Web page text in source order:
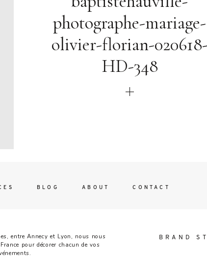
photographe-mariage-
olivier-florian-020618-
HD-348
About
Contact
BLOG ABOUT CONTACT
entre Annecy et Lyon, nous nous
pour décorer chacun de vos
BRAND